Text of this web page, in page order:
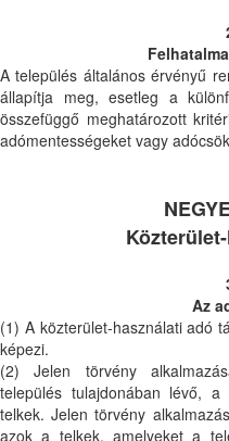
A település általános érvényű
állapítja meg, esetleg a
összefüggő meghatározott
adómentességeket vagy
Az
(1) A közterület-használati adó
képezi.
(2) Jelen törvény
település tulajdonában lévő, a
telkek. Jelen törvény
azok a telkek, amelyeket a